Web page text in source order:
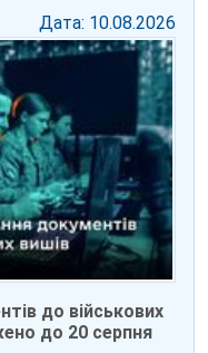
Дата: 10.08.2026
до військових
до 20 серпня